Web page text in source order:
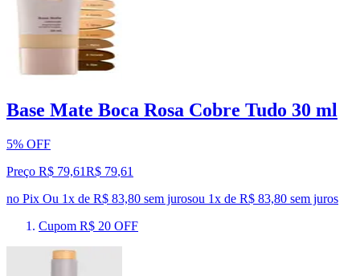
Base Mate Boca Rosa Cobre Tudo 30 ml
5% OFF
Preço R$ 79,61R$ 79,61
no Pix Ou 1x de R$ 83,80 sem jurosou 1x de R$ 83,80 sem juros
Cupom R$ 20 OFF